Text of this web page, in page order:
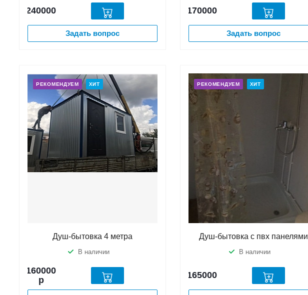
240000
Задать вопрос
170000
Задать вопрос
РЕКОМЕНДУЕМ ХИТ
Душ-бытовка 4 метра
В наличии
160000
р
РЕКОМЕНДУЕМ ХИТ
Душ-бытовка с пвх панелями
В наличии
165000